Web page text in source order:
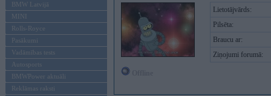
BMW Latvijā
MINI
Rolls-Royce
Pasākumi
Vadāmības tests
Autosports
BMWPower aktuāli
Reklāmas raksti
Lietotājvārds:
Pilsēta:
Braucu ar:
Ziņojumi forumā: